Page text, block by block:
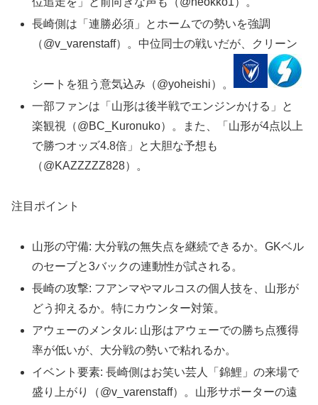
長崎側は「連勝必須」とホームでの勢いを強調
（@v_varenstaff）。中位同士の戦いだが、クリーン
シートを狙う意気込み（@yoheishi）。
一部ファンは「山形は後半戦でエンジンかける」と
楽観視（@BC_Kuronuko）。また、「山形が4点以上
で勝つオッズ4.8倍」と大胆な予想も
（@KAZZZZZ828）。
注目ポイント
山形の守備: 大分戦の無失点を継続できるか。GKベル
のセーブと3バックの連動性が試される。
長崎の攻撃: フアンマやマルコスの個人技を、山形が
どう抑えるか。特にカウンター対策。
アウェーのメンタル: 山形はアウェーでの勝ち点獲得
率が低いが、大分戦の勢いで粘れるか。
イベント要素: 長崎側はお笑い芸人「錦鯉」の来場で
盛り上がり（@v_varenstaff）。山形サポーターの遠